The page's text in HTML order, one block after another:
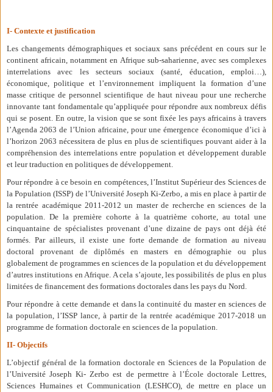
I- Contexte et justification
Les changements démographiques et sociaux sans précédent en cours sur le
continent africain, notamment en Afrique sub-saharienne, avec ses complexes
interrelations avec les secteurs sociaux (santé, éducation, emploi…),
économique, politique et l’environnement impliquent la formation d’une
masse critique de personnel scientifique de haut niveau pour une recherche
innovante tant fondamentale qu’appliquée pour répondre aux nombreux défis
qui se posent. En outre, la vision que se sont fixée les pays africains à travers
l’Agenda 2063 de l’Union africaine, pour une émergence économique d’ici à
l’horizon 2063 nécessitera de plus en plus de scientifiques pouvant aider à la
compréhension des interrelations entre population et développement durable
et leur traduction en politiques de développement.
Pour répondre à ce besoin en compétences, l’Institut Supérieur des Sciences de
la Population (ISSP) de l’Université Joseph Ki-Zerbo, a mis en place à partir de
la rentrée académique 2011-2012 un master de recherche en sciences de la
population. De la première cohorte à la quatrième cohorte, au total une
cinquantaine de spécialistes provenant d’une dizaine de pays ont déjà été
formés. Par ailleurs, il existe une forte demande de formation au niveau
doctoral provenant de diplômés en masters en démographie ou plus
globalement de programmes en sciences de la population et du développement
d’autres institutions en Afrique. A cela s’ajoute, les possibilités de plus en plus
limitées de financement des formations doctorales dans les pays du Nord.
Pour répondre à cette demande et dans la continuité du master en sciences de
la population, l’ISSP lance, à partir de la rentrée académique 2017-2018 un
programme de formation doctorale en sciences de la population.
II- Objectifs
L’objectif général de la formation doctorale en Sciences de la Population de
l’Université Joseph Ki- Zerbo est de permettre à l’École doctorale Lettres,
Sciences Humaines et Communication (LESHCO), de mettre en place un